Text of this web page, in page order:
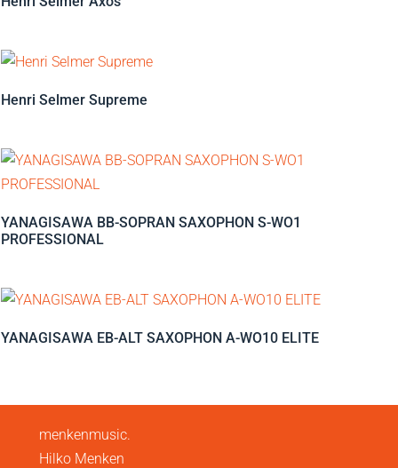
Henri Selmer Supreme
YANAGISAWA BB-SOPRAN SAXOPHON S-WO1
PROFESSIONAL
YANAGISAWA EB-ALT SAXOPHON A-WO10 ELITE
menkenmusic.
Hilko Menken